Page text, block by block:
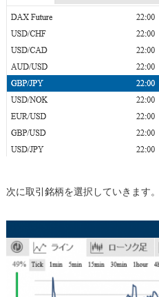
次に取引銘柄を選択していきます。